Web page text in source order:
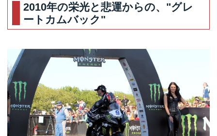
2010年の栄光と悲運からの、"グレ
ートカムバック"